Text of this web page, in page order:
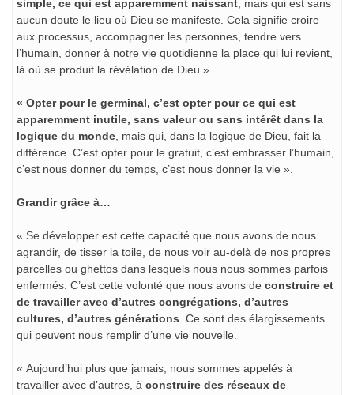
simple, ce qui est apparemment naissant , mais qui est sans
aucun doute le lieu où Dieu se manifeste. Cela signifie croire
aux processus, accompagner les personnes, tendre vers
l’humain, donner à notre vie quotidienne la place qui lui revient,
là où se produit la révélation de Dieu ».
« Opter pour le germinal, c’est opter pour ce qui est
apparemment inutile, sans valeur ou sans intérêt dans la
logique du monde , mais qui, dans la logique de Dieu, fait la
différence. C’est opter pour le gratuit, c’est embrasser l’humain,
c’est nous donner du temps, c’est nous donner la vie ».
Grandir grâce à…
« Se développer est cette capacité que nous avons de nous
agrandir, de tisser la toile, de nous voir au-delà de nos propres
parcelles ou ghettos dans lesquels nous nous sommes parfois
enfermés. C’est cette volonté que nous avons de construire et
de travailler avec d’autres congrégations, d’autres
cultures, d’autres générations . Ce sont des élargissements
qui peuvent nous remplir d’une vie nouvelle.
« Aujourd’hui plus que jamais, nous sommes appelés à
travailler avec d’autres, à construire des réseaux de